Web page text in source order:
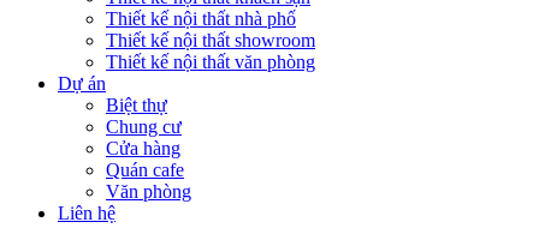
Thiết kế nội thất nhà phố
Thiết kế nội thất showroom
Thiết kế nội thất văn phòng
Dự án
Biệt thự
Chung cư
Cửa hàng
Quán cafe
Văn phòng
Liên hệ